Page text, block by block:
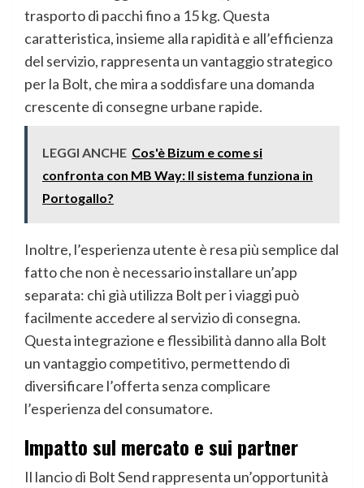
trasporto di pacchi fino a 15 kg. Questa
caratteristica, insieme alla rapidità e all’efficienza
del servizio, rappresenta un vantaggio strategico
per la Bolt, che mira a soddisfare una domanda
crescente di consegne urbane rapide.
LEGGI ANCHE Cos'è Bizum e come si
confronta con MB Way: Il sistema funziona in
Portogallo?
Inoltre, l’esperienza utente è resa più semplice dal
fatto che non è necessario installare un’app
separata: chi già utilizza Bolt per i viaggi può
facilmente accedere al servizio di consegna.
Questa integrazione e flessibilità danno alla Bolt
un vantaggio competitivo, permettendo di
diversificare l’offerta senza complicare
l’esperienza del consumatore.
Impatto sul mercato e sui partner
Il lancio di Bolt Send rappresenta un’opportunità